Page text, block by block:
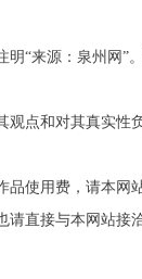
“来源：泉州网”
点和对其真实性
使用费，请本
接与本网站接洽